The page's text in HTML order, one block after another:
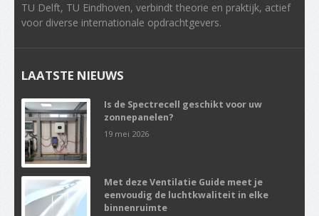
TU Delft, TU Eindhoven, verbindt theorie en praktijk, actief
voor diverse internationale opdrachtgevers.
LAATSTE NIEUWS
Is de Spectrecell geschikt voor uw
zonnepanelen?
19 mei 2026
Met deze Ventilatie Guide meet je
eenvoudig de luchtkwaliteit in elke
binnenruimte